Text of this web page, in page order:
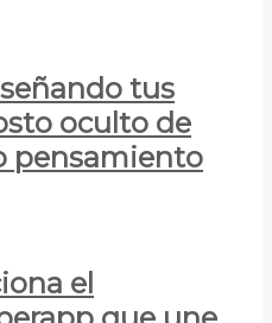
tus
oculto de
pensamiento
el